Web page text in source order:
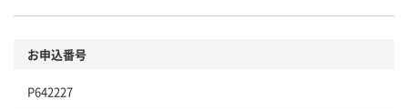
お申込番号
P642227